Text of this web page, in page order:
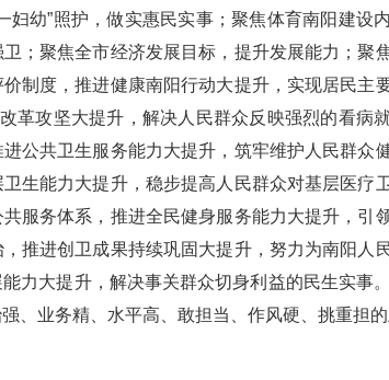
妇幼”照护，做实惠民实事；聚焦体育南阳建设
；聚焦全市经济发展目标，提升发展能力；聚
制度，推进健康南阳行动大提升，实现居民主
革攻坚大提升，解决人民群众反映强烈的看病
公共卫生服务能力大提升，筑牢维护人民群众
生能力大提升，稳步提高人民群众对基层医疗
服务体系，推进全民健身服务能力大提升，引
推进创卫成果持续巩固大提升，努力为南阳人
力大提升，解决事关群众切身利益的民生实事
、业务精、水平高、敢担当、作风硬、挑重担的